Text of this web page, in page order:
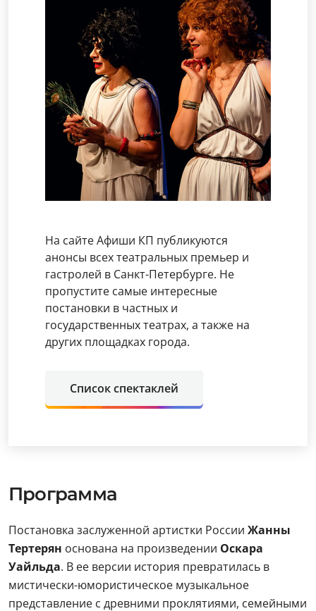
На сайте Афиши КП публикуются
анонсы всех театральных премьер и
гастролей в Санкт-Петербурге. Не
пропустите самые интересные
постановки в частных и
государственных театрах, а также на
других площадках города.
Список спектаклей
Программа
Постановка заслуженной артистки России Жанны
Тертерян основана на произведении Оскара
Уайльда. В ее версии история превратилась в
мистически-юмористическое музыкальное
представление с древними проклятиями, семейными